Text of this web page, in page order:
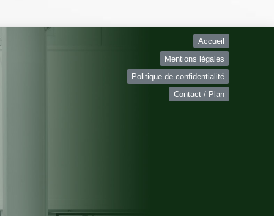
Accueil
Mentions légales
Politique de confidentialité
Contact / Plan